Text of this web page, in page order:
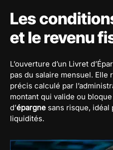
Les
et le revenu
L’ouverture d’un Livret
pas du salaire mensuel.
précis calculé par
montant qui valide ou
d’épargne sans risque,
liquidités.